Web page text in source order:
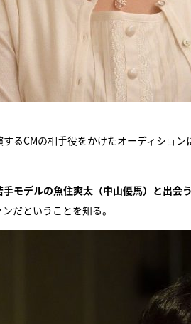
るCMの相手役をかけたオーディショ
モデルの魚住爽太（中山優馬）と出会う
だということを知る。